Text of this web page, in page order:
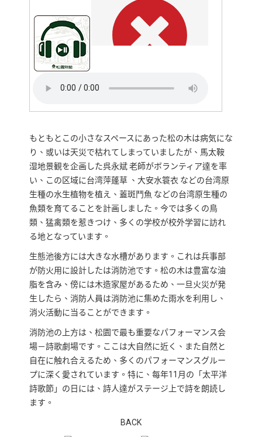
もともとこの小さなスペースにあった松の木は病気にな
り、或いは天災で枯れてしまっていましたが、馬太鞍
湿地景観を企画した呉永斌 老師がボランティア達を率
い、この区域に台湾萍蓬草 、大安水簑衣 などの台湾原
生種の水生植物を植え、蓋斑鬥魚 などの台湾原生種の
魚類を育てることを計画しました。今では多くの鳥
類、猛禽類を惹きつけ、多くの学校が校外学習に訪れ
る地となっています。
生態池後方には大きな水槽があります。これは兵事部
が防火用に設計したは消防池です。松の木は豊富な油
脂を含み、傍には木造家屋があるため、一旦火災が発
生したら、消防人員は消防池に集めた雨水を利用し、
消火活動に当ることができます。
消防池の上方は、松園で最も重要なパフォーマンス会
場－詩歌劇場です。ここは大自然に近く、また自然と
自在に触れ合えるため、多くのパフォーマンスグルー
プに深く愛されています。特に、每年11月の「太平洋
詩歌節」の日には、詩人達がステージ上で詩を朗読し
ます。
BACK